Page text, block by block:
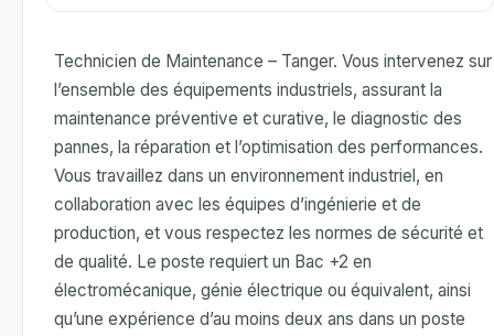
Technicien de Maintenance – Tanger. Vous intervenez sur
l’ensemble des équipements industriels, assurant la
maintenance préventive et curative, le diagnostic des
pannes, la réparation et l’optimisation des performances.
Vous travaillez dans un environnement industriel, en
collaboration avec les équipes d’ingénierie et de
production, et vous respectez les normes de sécurité et
de qualité. Le poste requiert un Bac +2 en
électromécanique, génie électrique ou équivalent, ainsi
qu’une expérience d’au moins deux ans dans un poste